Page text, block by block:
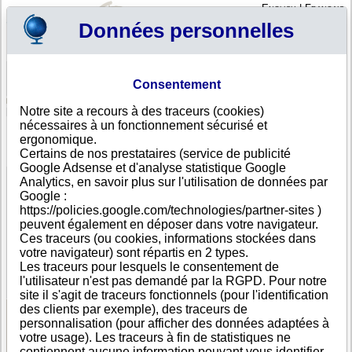
English|Français
Votre panier est vide
Ouganda >Toutes villes >Kampala
MAKAHUM ASSOCIATES LTD, Kampala
FICHE ENTREPRISE
Dénomination MAKAHUM ASSOCIATES LTD
Adresse
Kalerwe Gayaza Road
Ville
Kampala
Pays
Ouganda
Type
d'adresse
Adresse unique
Téléphone
+256 75-------
DUNS®
Number
56-------
Voir les informations disponibles
Données personnelles
Consentement
Notre site a recours à des traceurs (cookies)
nécessaires à un fonctionnement sécurisé et
ergonomique.
Certains de nos prestataires (service de publicité
Google Adsense et d'analyse statistique Google
Analytics, en savoir plus sur l'utilisation de données par
Google :
https://policies.google.com/technologies/partner-sites )
peuvent également en déposer dans votre navigateur.
Ces traceurs (ou cookies, informations stockées dans
votre navigateur) sont répartis en 2 types.
Les traceurs pour lesquels le consentement de
l'utilisateur n'est pas demandé par la RGPD. Pour notre
site il s'agit de traceurs fonctionnels (pour l'identification
des clients par exemple), des traceurs de
personnalisation (pour afficher des données adaptées à
votre usage). Les traceurs à fin de statistiques ne